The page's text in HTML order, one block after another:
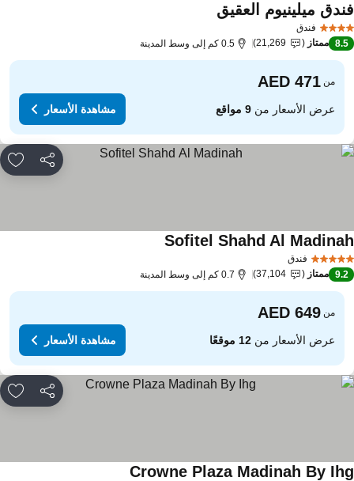
فندق
ميلينيوم العقيق
8.5 ممتاز 21,269 0.5 كم إلى وسط المدينة
من
عرض الأسعار من9 مواقع مشاهدة الأسعار
مشاركة
فندق
Sofitel Shahd Al
9.2 ممتاز 37,104 0.7 كم إلى وسط المدينة
من
عرض الأسعار من12 موقعًا مشاهدة الأسعار
مشاركة
Crowne Plaza Madinah By